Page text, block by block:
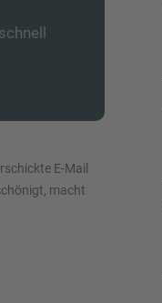
E-Mail
macht